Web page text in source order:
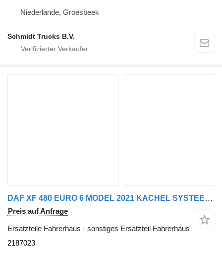
Niederlande, Groesbeek
Schmidt Trucks B.V.
DAF XF 480 EURO 6 MODEL 2021 KACHEL SYSTEEM 2187023 für LKW
Preis auf Anfrage
Ersatzteile Fahrerhaus - sonstiges Ersatzteil Fahrerhaus
2187023